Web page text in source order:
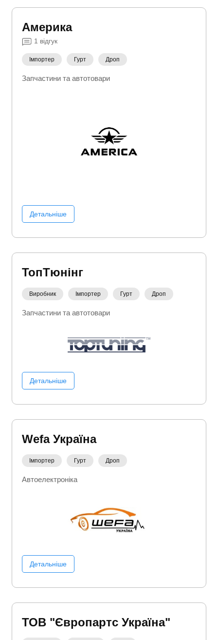
Америка
1 відгук
Імпортер Гурт Дроп
Запчастини та автотовари
Детальніше
ТопТюнінг
Виробник Імпортер Гурт Дроп
Запчастини та автотовари
Детальніше
Wefa Україна
Імпортер Гурт Дроп
Автоелектроніка
Детальніше
ТОВ "Європартс Україна"